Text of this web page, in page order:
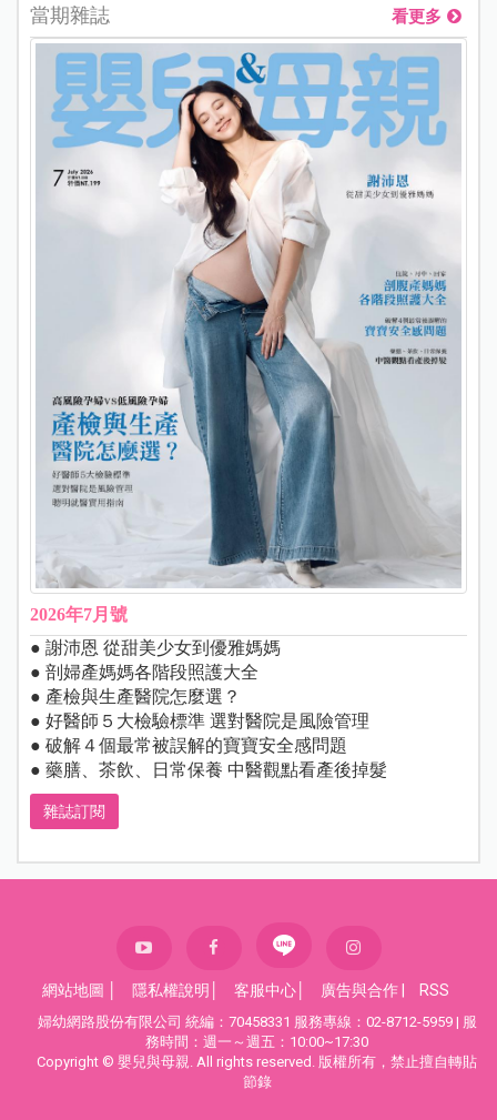
當期雜誌 看更多
2026年7月號
● 謝沛恩 從甜美少女到優雅媽媽
● 剖婦產媽媽各階段照護大全
● 產檢與生產醫院怎麼選？
● 好醫師５大檢驗標準 選對醫院是風險管理
● 破解４個最常被誤解的寶寶安全感問題
● 藥膳、茶飲、日常保養 中醫觀點看產後掉髮
雜誌訂閱
網站地圖 隱私權說明 客服中心 廣告與合作 RSS
婦幼網路股份有限公司 統編：70458331 服務專線：02-8712-5959 | 服
務時間：週一～週五：10:00~17:30
Copyright © 嬰兒與母親. All rights reserved. 版權所有，禁止擅自轉貼
節錄